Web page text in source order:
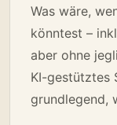
Was wäre,
könntest –
aber ohne
KI-gestütztes
grundlegend,